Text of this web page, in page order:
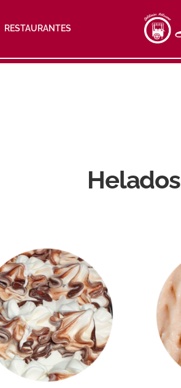
RESTAURANTES
Helados